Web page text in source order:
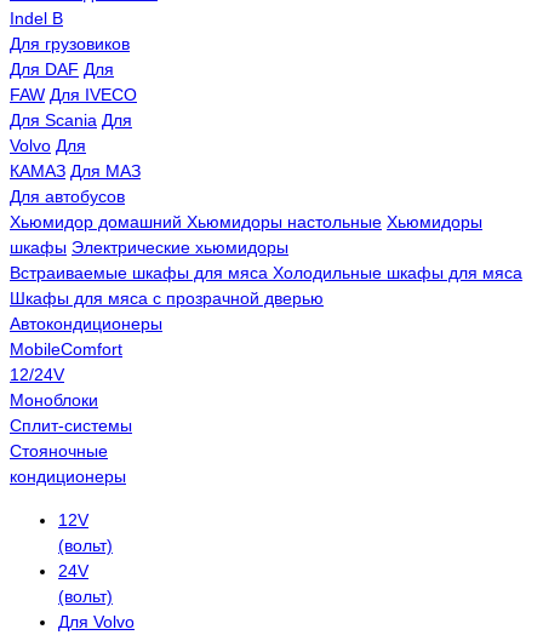
Indel B
Для грузовиков
Для DAF Для
FAW Для IVECO
Для Scania Для
Volvo Для
КАМАЗ Для МАЗ
Для автобусов
Хьюмидор домашний Хьюмидоры настольные Хьюмидоры
шкафы Электрические хьюмидоры
Встраиваемые шкафы для мяса Холодильные шкафы для мяса
Шкафы для мяса с прозрачной дверью
Автокондиционеры
MobileComfort
12/24V
Моноблоки
Сплит-системы
Стояночные
кондиционеры
12V
(вольт)
24V
(вольт)
Для Volvo